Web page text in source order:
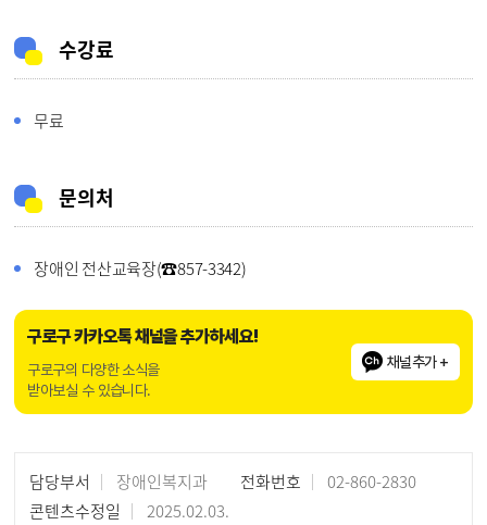
수강료
무료
문의처
장애인 전산교육장(☎857-3342)
구로구 카카오톡 채널을 추가하세요!
구로구의 다양한 소식을
받아보실 수 있습니다.
채널추가 +
담당부서 장애인복지과 전화번호
02-860-2830
콘텐츠수정일
2025.02.03.